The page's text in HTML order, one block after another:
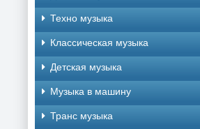
Техно музыка
Классическая музыка
Детская музыка
Музыка в машину
Транс музыка